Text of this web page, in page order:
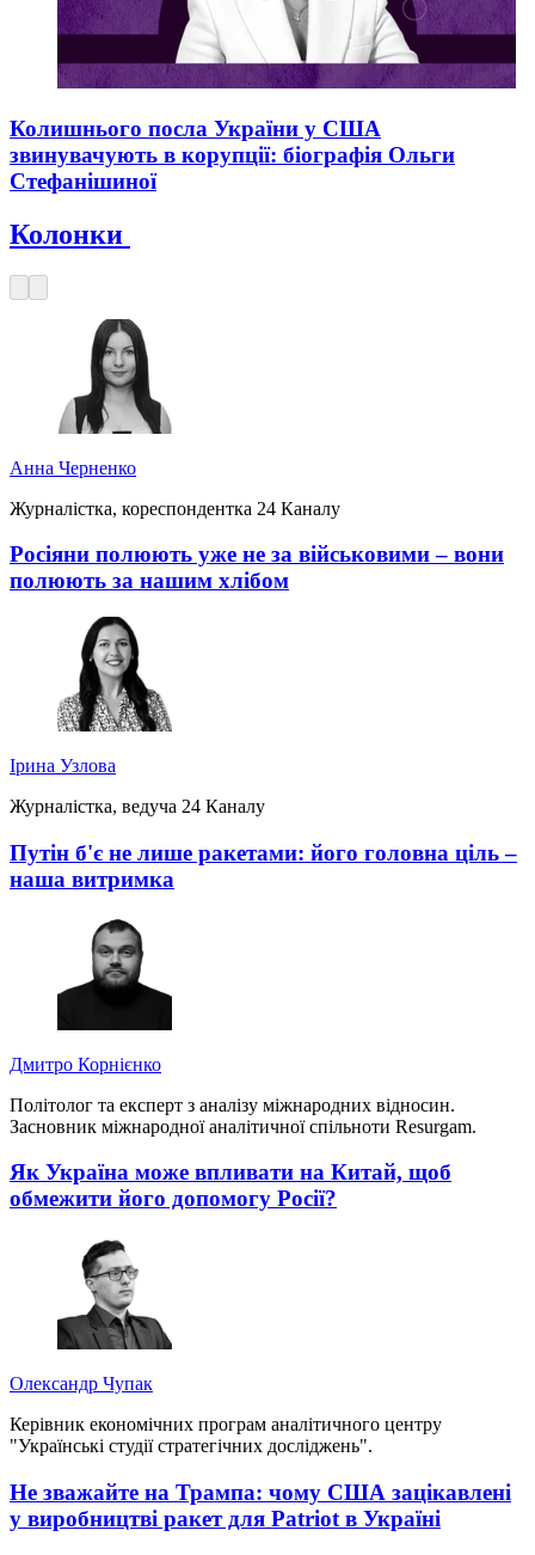
Колишнього посла України у США
звинувачують в корупції: біографія Ольги
Стефанішиної
Колонки
Анна Черненко
Журналістка, кореспондентка 24 Каналу
Росіяни полюють уже не за військовими – вони
полюють за нашим хлібом
Ірина Узлова
Журналістка, ведуча 24 Каналу
Путін б'є не лише ракетами: його головна ціль –
наша витримка
Дмитро Корнієнко
Політолог та експерт з аналізу міжнародних відносин.
Засновник міжнародної аналітичної спільноти Resurgam.
Як Україна може впливати на Китай, щоб
обмежити його допомогу Росії?
Олександр Чупак
Керівник економічних програм аналітичного центру
"Українські студії стратегічних досліджень".
Не зважайте на Трампа: чому США зацікавлені
у виробництві ракет для Patriot в Україні